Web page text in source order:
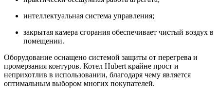
интеллектуальная система управления;
закрытая камера сгорания обеспечивает чистый воздух в
помещении.
Оборудование оснащено системой защиты от перегрева и
промерзания контуров. Котел Hubert крайне прост и
неприхотлив в использовании, благодаря чему является
оптимальным выбором многих покупателей.